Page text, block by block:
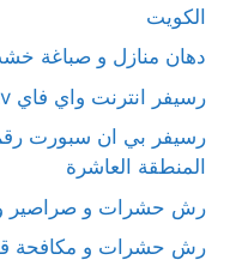
الكويت
دهان منازل و صباغة
رسيفر انترنت واي فاي iptv خدمة فني ستلايت المنقف
رسيفر بي ان سبورت
المنطقة العاشرة
رش حشرات و صراصير
رش حشرات و مكافحة